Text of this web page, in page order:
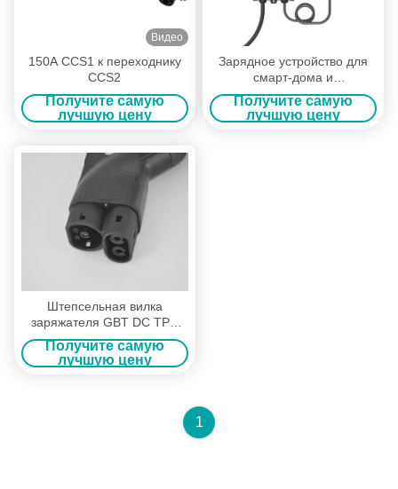
Видео
150A CCS1 к переходнику
CCS2
Получите самую
лучшую цену
Зарядное устройство для
смарт-дома и
коммерческого
использования Wallbox EV
мощностью 22 кВт с
Получите самую
лучшую цену
Штепсельная вилка
заряжателя GBT DC TPU
125A CCS EV
комбинированная с
подгонянной длиной
Получите самую
лучшую цену
1